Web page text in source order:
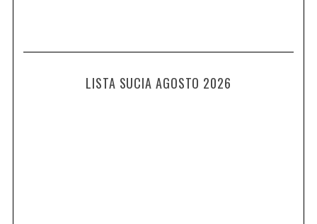
LISTA SUCIA AGOSTO 2026